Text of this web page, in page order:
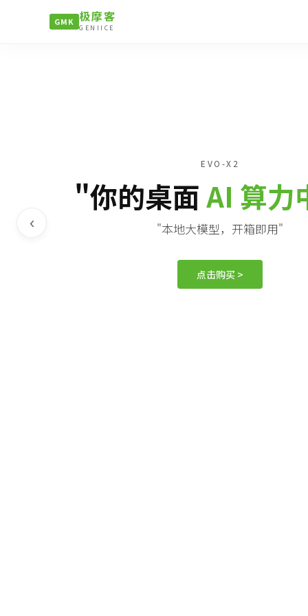
GMK 极摩客
GENIICE
EVO-X2
"你的桌面AI 算力
"本地大模型，开箱即用"
点击购买 >
‹